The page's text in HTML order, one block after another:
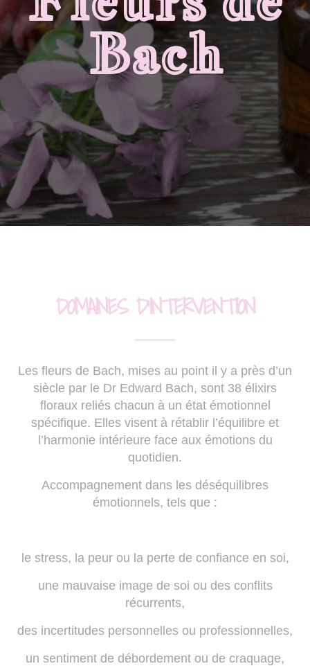
Bach
DOMAINES D'INTERVENTION
Les fleurs de Bach, mises au point il y a près d’un
siècle par le Dr Edward Bach, sont 38 élixirs
floraux reliés chacun à un état émotionnel
spécifique. Elles visent à rétablir l’équilibre et
l’harmonie intérieure face aux émotions du
quotidien.
Accompagnement dans les déséquilibres
émotionnels, tels que :
le stress, la peur ou la perte de confiance en soi,
une mauvaise image de soi ou des conflits
récurrents,
des incertitudes personnelles ou professionnelles,
un sentiment de débordement ou de craquage,